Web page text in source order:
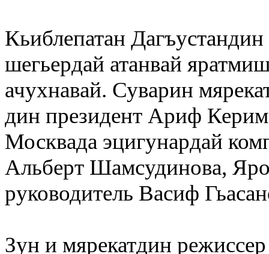
Кьиблепатан
шегьердай атанвай
ачухнавай. Суварин
дин президент Ариф
Москвада эцигунардай
Альберт Шамсудинова,
руководитель Васиф
Зун и мярекатдин